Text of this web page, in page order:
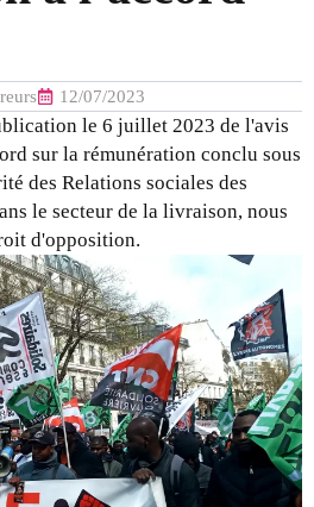
12/07/2023
le 6 juillet 2023 de l'avis
sur la rémunération conclu sous
des Relations sociales des
le secteur de la livraison, nous
d'opposition.